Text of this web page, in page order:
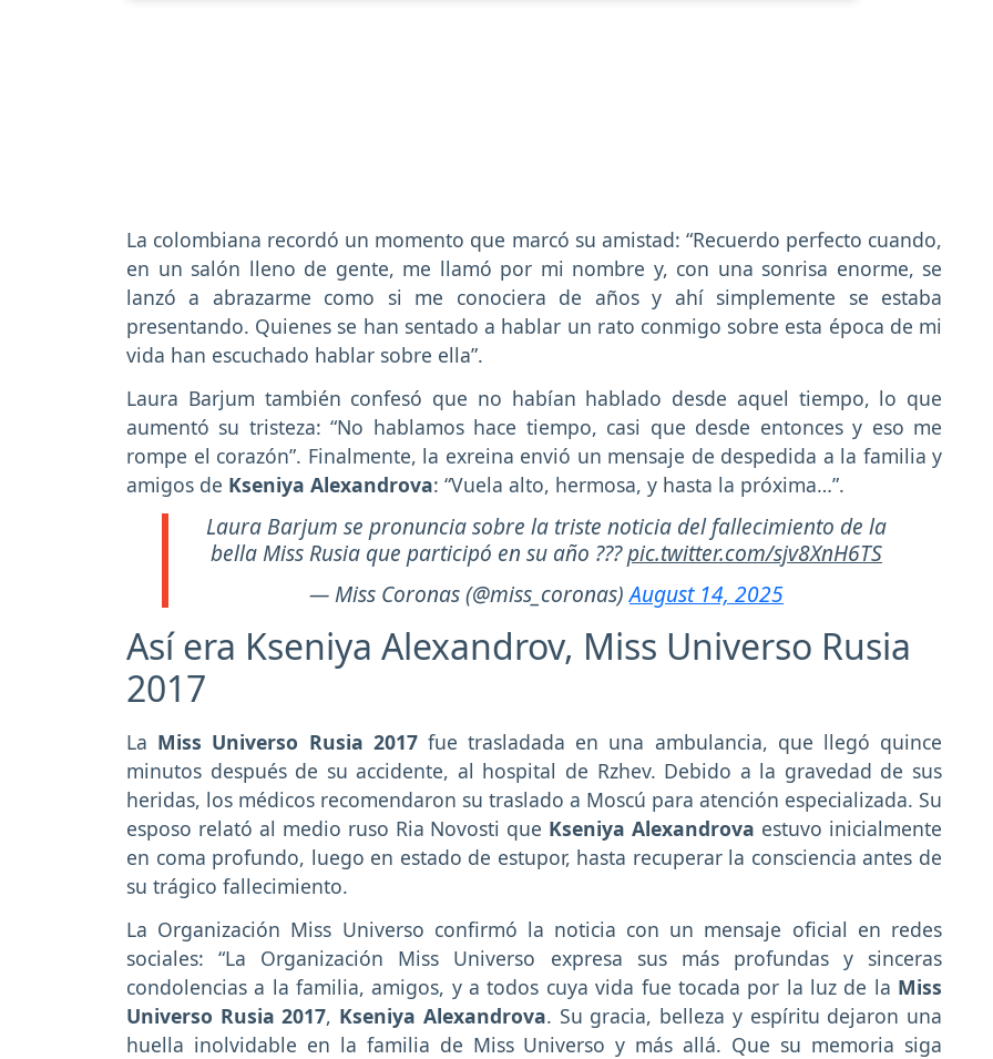
La colombiana recordó un momento que marcó su amistad: “Recuerdo perfecto cuando,
en un salón lleno de gente, me llamó por mi nombre y, con una sonrisa enorme, se
lanzó a abrazarme como si me conociera de años y ahí simplemente se estaba
presentando. Quienes se han sentado a hablar un rato conmigo sobre esta época de mi
vida han escuchado hablar sobre ella”.
Laura Barjum también confesó que no habían hablado desde aquel tiempo, lo que
aumentó su tristeza: “No hablamos hace tiempo, casi que desde entonces y eso me
rompe el corazón”. Finalmente, la exreina envió un mensaje de despedida a la familia y
amigos de Kseniya Alexandrova: “Vuela alto, hermosa, y hasta la próxima…”.
Laura Barjum se pronuncia sobre la triste noticia del fallecimiento de la
bella Miss Rusia que participó en su año ???pic.twitter.com/sjv8XnH6TS
— Miss Coronas (@miss_coronas)August 14, 2025
Así era Kseniya Alexandrov, Miss Universo Rusia
2017
La Miss Universo Rusia 2017fue trasladada en una ambulancia, que llegó quince
minutos después de su accidente, al hospital de Rzhev. Debido a la gravedad de sus
heridas, los médicos recomendaron su traslado a Moscú para atención especializada. Su
esposo relató al medio ruso Ria Novosti que Kseniya Alexandrova estuvo inicialmente
en coma profundo, luego en estado de estupor, hasta recuperar la consciencia antes de
su trágico fallecimiento.
La Organización Miss Universo confirmó la noticia con un mensaje oficial en redes
sociales: “La Organización Miss Universo expresa sus más profundas y sinceras
condolencias a la familia, amigos, y a todos cuya vida fue tocada por la luz de la Miss
Universo Rusia 2017, Kseniya Alexandrova. Su gracia, belleza y espíritu dejaron una
huella inolvidable en la familia de Miss Universo y más allá. Que su memoria siga